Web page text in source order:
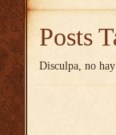
Posts
Disculpa, no hay